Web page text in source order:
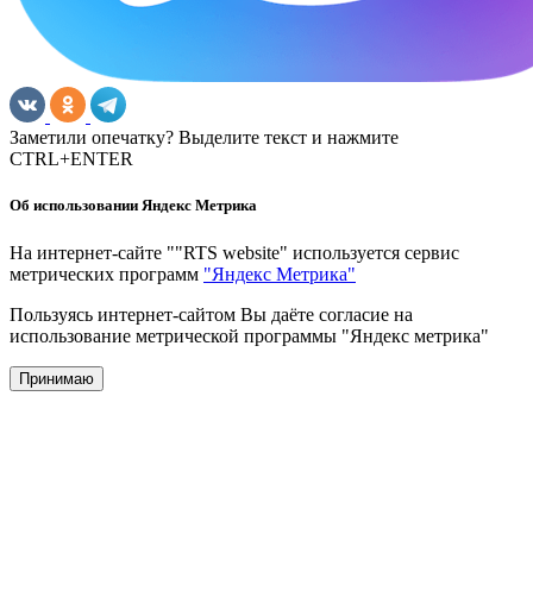
Заметили опечатку? Выделите текст и нажмите
CTRL+ENTER
Об использовании Яндекс Метрика
На интернет-сайте ""RTS website" используется сервис
метрических программ "Яндекс Метрика"
Пользуясь интернет-сайтом Вы даёте согласие на
использование метрической программы "Яндекс метрика"
Принимаю